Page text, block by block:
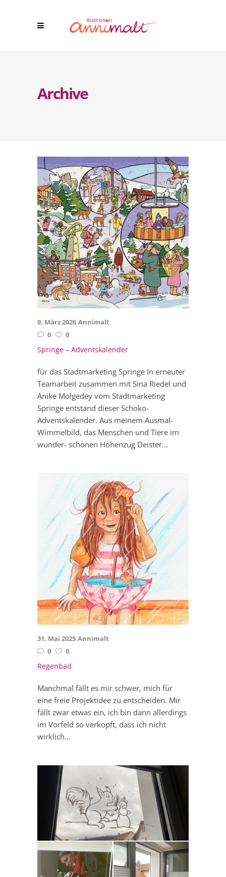
Archive
9. März 2026 Annimalt
0
0
Springe – Adventskalender
für das Stadtmarketing Springe In erneuter
Teamarbeit zusammen mit Sina Riedel und
Anike Molgedey vom Stadtmarketing
Springe entstand dieser Schoko-
Adventskalender. Aus meinem Ausmal-
Wimmelbild, das Menschen und Tiere im
wunder- schönen Höhenzug Deister...
31. Mai 2025 Annimalt
0
0
Regenbad
Manchmal fällt es mir schwer, mich für
eine freie Projektidee zu entscheiden. Mir
fällt zwar etwas ein, ich bin dann allerdings
im Vorfeld so verkopft, dass ich nicht
wirklich...